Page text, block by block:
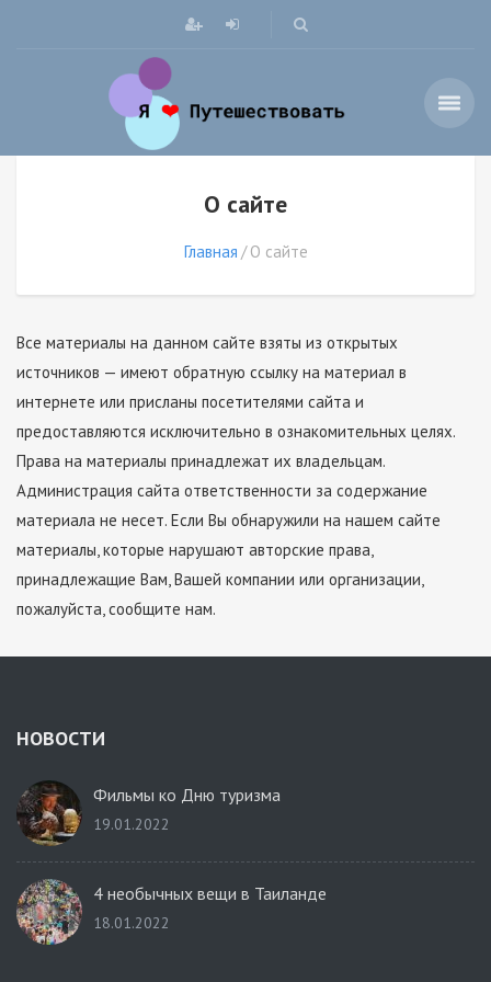
О сайте
Главная О сайте
Все материалы на данном сайте взяты из открытых
источников — имеют обратную ссылку на материал в
интернете или присланы посетителями сайта и
предоставляются исключительно в ознакомительных целях.
Права на материалы принадлежат их владельцам.
Администрация сайта ответственности за содержание
материала не несет. Если Вы обнаружили на нашем сайте
материалы, которые нарушают авторские права,
принадлежащие Вам, Вашей компании или организации,
пожалуйста, сообщите нам.
НОВОСТИ
Фильмы ко Дню туризма
19.01.2022
4 необычных вещи в Таиланде
18.01.2022